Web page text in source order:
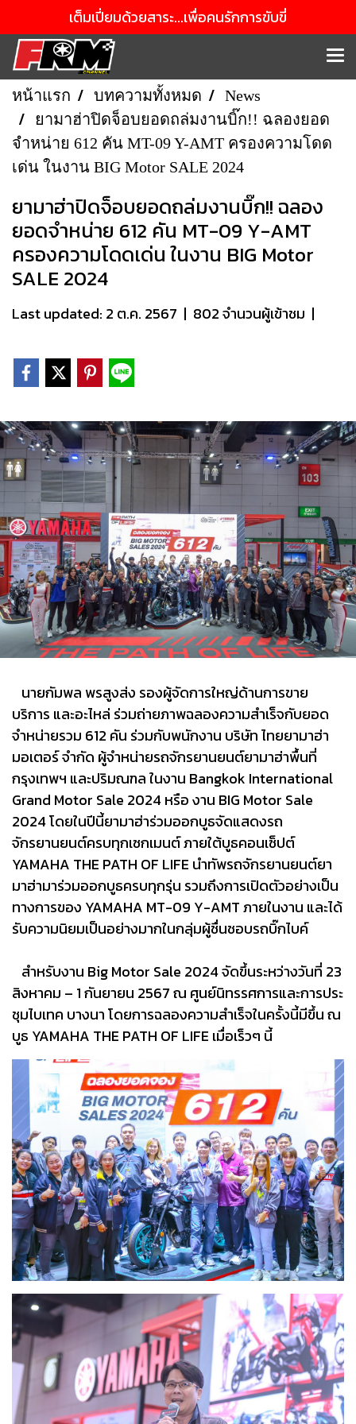
เต็มเปี่ยมด้วยสาระ...เพื่อคนรักการขับขี่
หน้าแรก บทความทั้งหมด
News
ยามาฮ่าปิดจ็อบยอดถล่มงานบิ๊ก!! ฉลองยอด
จำหน่าย 612 คัน MT-09 Y-AMT ครองความโดด
เด่น ในงาน BIG Motor SALE 2024
ยามาฮ่าปิดจ็อบยอดถล่มงานบิ๊ก!! ฉลอง
ยอดจำหน่าย 612 คัน MT-09 Y-AMT
ครองความโดดเด่น ในงาน BIG Motor
SALE 2024
Last updated: 2 ต.ค. 2567 | 802 จำนวนผู้เข้าชม |
นายกัมพล พรสูงส่ง รองผู้จัดการใหญ่ด้านการขาย
บริการ และอะไหล่ ร่วมถ่ายภาพฉลองความสำเร็จกับยอด
จำหน่ายรวม 612 คัน ร่วมกับพนักงาน บริษัท ไทยยามาฮ่า
มอเตอร์ จำกัด ผู้จำหน่ายรถจักรยานยนต์ยามาฮ่าพื้นที่
กรุงเทพฯ และปริมณฑล ในงาน Bangkok International
Grand Motor Sale 2024 หรือ งาน BIG Motor Sale
2024 โดยในปีนี้ยามาฮ่าร่วมออกบูธจัดแสดงรถ
จักรยานยนต์ครบทุกเซกเมนต์ ภายใต้บูธคอนเซ็ปต์
YAMAHA THE PATH OF LIFE นำทัพรถจักรยานยนต์ยา
มาฮ่ามาร่วมออกบูธครบทุกรุ่น รวมถึงการเปิดตัวอย่างเป็น
ทางการของ YAMAHA MT-09 Y-AMT ภายในงาน และได้
รับความนิยมเป็นอย่างมากในกลุ่มผู้ชื่นชอบรถบิ๊กไบค์
สำหรับงาน Big Motor Sale 2024 จัดขึ้นระหว่างวันที่ 23
สิงหาคม – 1 กันยายน 2567 ณ ศูนย์นิทรรศการและการประ
ชุมไบเทค บางนา โดยการฉลองความสำเร็จในครั้งนี้มีขึ้น ณ
บูธ YAMAHA THE PATH OF LIFE เมื่อเร็วๆ นี้